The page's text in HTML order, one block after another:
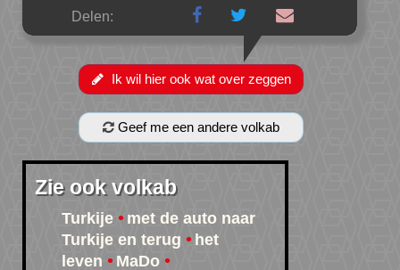
Delen:
Ik wil hier ook wat over zeggen
Geef me een andere volkab
Zie ook volkab
Turkije
met de auto naar
Turkije en terug
het
leven
MaDo